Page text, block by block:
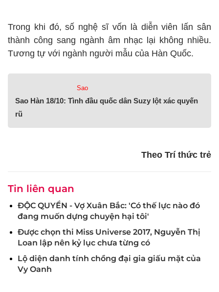
Trong khi đó, số nghệ sĩ vốn là diễn viên lấn sân
thành công sang ngành âm nhạc lại không nhiều.
Tương tự với ngành người mẫu của Hàn Quốc.
Sao
Sao Hàn 18/10: Tình đầu quốc dân Suzy lột xác quyến
rũ
Theo Trí thức trẻ
Tin liên quan
ĐỘC QUYỀN - Vợ Xuân Bắc: 'Có thế lực nào đó
đang muốn dựng chuyện hại tôi'
Được chọn thi Miss Universe 2017, Nguyễn Thị
Loan lập nên kỷ lục chưa từng có
Lộ diện danh tính chồng đại gia giấu mặt của
Vy Oanh